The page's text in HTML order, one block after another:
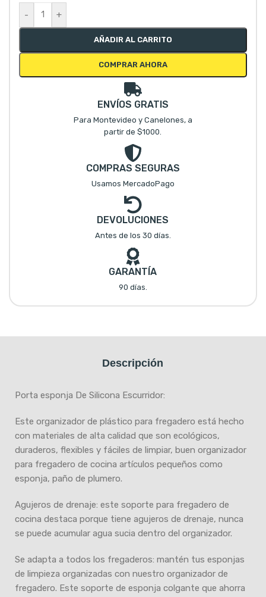
- +
AÑADIR AL CARRITO
COMPRAR AHORA
ENVÍOS GRATIS
Para Montevideo y Canelones, a
partir de $1000.
COMPRAS SEGURAS
Usamos MercadoPago
DEVOLUCIONES
Antes de los 30 días.
GARANTÍA
90 días.
Descripción
Porta esponja De Silicona Escurridor:
Este organizador de plástico para fregadero está hecho
con materiales de alta calidad que son ecológicos,
duraderos, flexibles y fáciles de limpiar, buen organizador
para fregadero de cocina artículos pequeños como
esponja, paño de plumero.
Agujeros de drenaje: este soporte para fregadero de
cocina destaca porque tiene agujeros de drenaje, nunca
se puede acumular agua sucia dentro del organizador.
Se adapta a todos los fregaderos: mantén tus esponjas
de limpieza organizadas con nuestro organizador de
fregadero. Este soporte de esponja colgante que ahorra